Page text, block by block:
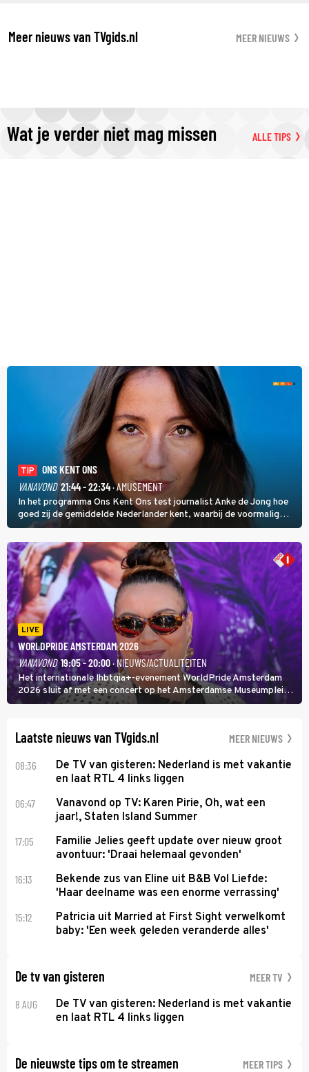
Meer nieuws van TVgids.nl MEER NIEUWS
Wat je verder niet mag missen ALLE TIPS
TIP
ONS KENT ONS
VANAVOND 21:44 - 22:34· AMUSEMENT
In het programma Ons Kent Ons test journalist Anke de Jong hoe
goed zij de gemiddelde Nederlander kent, waarbij de voormalig
hoofdredacteur van modebladen Glamour en Elle het samen met
rapper Keizer opneemt tegen Edson da Graça en Marc-Marie
Huijbregts.
LIVE
WORLDPRIDE AMSTERDAM 2026
VANAVOND 19:05 - 20:00· NIEUWS/ACTUALITEITEN
Het internationale lhbtqia+-evenement WorldPride Amsterdam
2026 sluit af met een concert op het Amsterdamse Museumplein.
Anita Doth is een van de optredende artiesten. In de jaren 90
Laatste nieuws van TVgids.nl MEER NIEUWS
08:36
De TV van gisteren: Nederland is met vakantie
en laat RTL 4 links liggen
06:47
Vanavond op TV: Karen Pirie, Oh, wat een
jaar!, Staten Island Summer
17:05
Familie Jelies geeft update over nieuw groot
avontuur: 'Draai helemaal gevonden'
16:13
Bekende zus van Eline uit B&B Vol Liefde:
'Haar deelname was een enorme verrassing'
15:12
Patricia uit Married at First Sight verwelkomt
baby: 'Een week geleden veranderde alles'
De tv van gisteren MEER TV
8 AUG
De TV van gisteren: Nederland is met vakantie
en laat RTL 4 links liggen
De nieuwste tips om te streamen MEER TIPS